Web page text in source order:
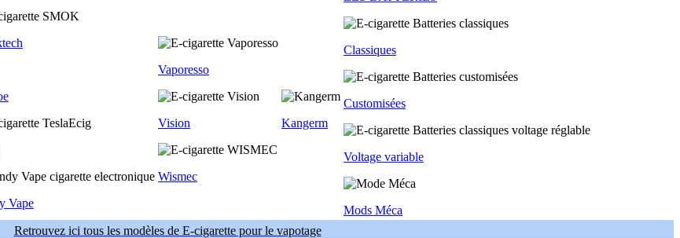
Vape
Vaporesso
Vision
Wismec
Kangerm
Classiques
Customisées
Voltage variable
Mods Méca
Retrouvez ici tous les modèles de E-cigarette pour le vapotage